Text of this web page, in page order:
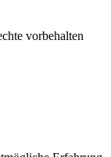
vorbehalten